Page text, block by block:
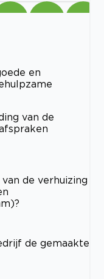
en
van de
de verhuizing
de gemaakte